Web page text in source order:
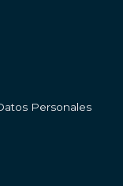
Personales